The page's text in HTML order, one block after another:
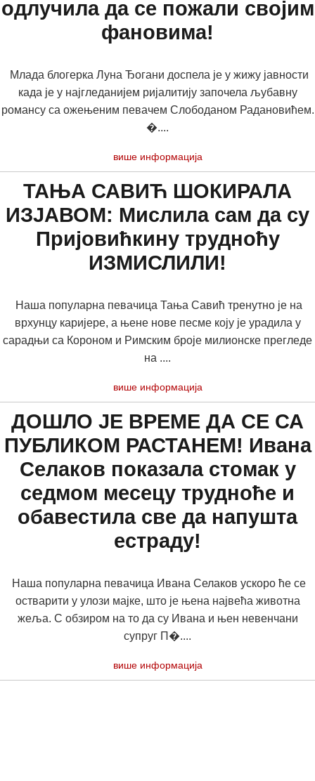
одлучила да се пожали својим
фановима!
Млада блогерка Луна Ђогани доспела је у жижу јавности
када је у најгледанијем ријалитију започела љубавну
романсу са ожењеним певачем Слободаном Радановићем.
�....
више информација
ТАЊА САВИЋ ШОКИРАЛА
ИЗЈАВОМ: Мислила сам да су
Пријовићкину трудноћу
ИЗМИСЛИЛИ!
Наша популарна певачица Тања Савић тренутно је на
врхунцу каријере, а њене нове песме коју је урадила у
сарадњи са Короном и Римским броје милионске прегледе
на ....
више информација
ДОШЛО ЈЕ ВРЕМЕ ДА СЕ СА
ПУБЛИКОМ РАСТАНЕМ! Ивана
Селаков показала стомак у
седмом месецу трудноће и
обавестила све да напушта
естраду!
Наша популарна певачица Ивана Селаков ускоро ће се
остварити у улози мајке, што је њена највећа животна
жеља. С обзиром на то да су Ивана и њен невенчани
супруг П�....
више информација